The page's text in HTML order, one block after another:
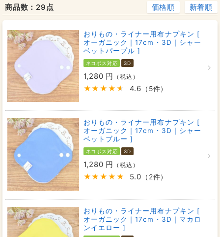
商品数： 29点 価格順 新着順
おりもの・ライナー用布ナプキン [
オーガニック｜17cm・3D｜シャー
ベットパープル ]
ネコポス対応 3D
1,280 円 （税込）
4.6 （5件）
おりもの・ライナー用布ナプキン [
オーガニック｜17cm・3D｜シャー
ベットブルー ]
ネコポス対応 3D
1,280 円 （税込）
5.0 （2件）
おりもの・ライナー用布ナプキン [
オーガニック｜17cm・3D｜マカロ
ンイエロー ]